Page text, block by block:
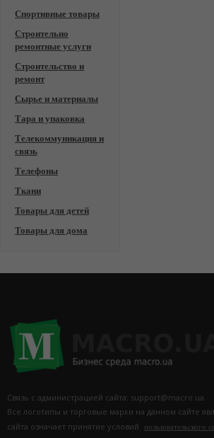
Спортивные товары
Строительно
ремонтные услуги
Строительство и
ремонт
Сырье и материалы
Тара и упаковка
Телекоммуникация и
связь
Телефоны
Ткани
Товары для детей
Товары для дома
Связь с администрацией сайта: support@macro.ua.
Все логотипы и торговые марки на данном сайте
сайта означает принятие условий
пользовательского